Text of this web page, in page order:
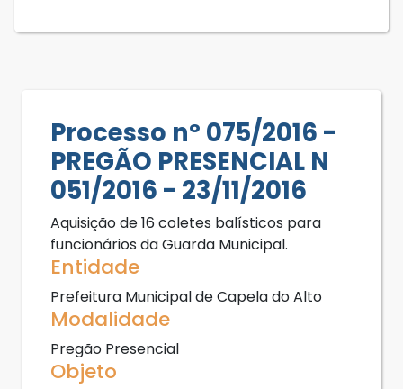
Processo nº 075/2016 -
PREGÃO PRESENCIAL N
051/2016 - 23/11/2016
Aquisição de 16 coletes balísticos para
funcionários da Guarda Municipal.
Entidade
Prefeitura Municipal de Capela do Alto
Modalidade
Pregão Presencial
Objeto